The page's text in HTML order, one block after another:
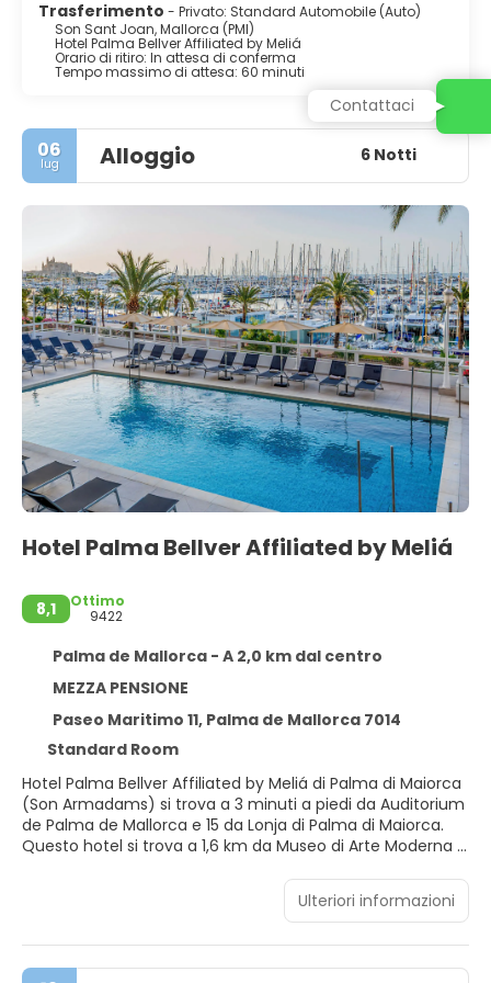
Trasferimento - Privato: Standard Automobile (Auto)
Son Sant Joan, Mallorca (PMI)
Hotel Palma Bellver Affiliated by Meliá
Orario di ritiro: In attesa di conferma
Tempo massimo di attesa: 60 minuti
06
lug Alloggio 6 Notti
Hotel Palma Bellver Affiliated by Meliá
8,1
Ottimo
9422
Palma de Mallorca - A 2,0 km dal centro
MEZZA PENSIONE
Paseo Maritimo 11, Palma de Mallorca 7014
Standard Room
Hotel Palma Bellver Affiliated by Meliá di Palma di Maiorca
(Son Armadams) si trova a 3 minuti a piedi da Auditorium
de Palma de Mallorca e 15 da Lonja di Palma di Maiorca.
Questo hotel si trova a 1,6 km da Museo di Arte Moderna e
Grazie a una piscina all'aperto, una palestra, un servizio di
noleggio biciclette e molti altri servizi ricreativi, il
divertimento è assicurato! Questo hotel dispone, inoltre,
di il Wi-Fi gratuito, servizi di concierge e servizi per
Ulteriori informazioni
Contattaci